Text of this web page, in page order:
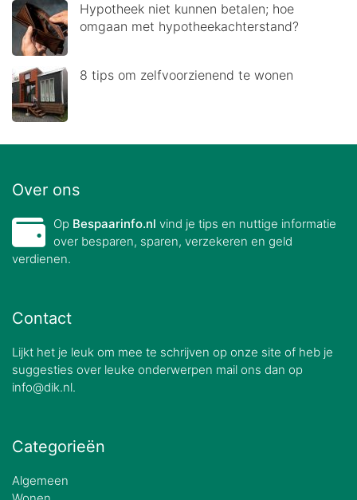
Hypotheek niet kunnen betalen; hoe
omgaan met hypotheekachterstand?
8 tips om zelfvoorzienend te wonen
Over ons
Op Bespaarinfo.nl vind je tips en nuttige informatie
over besparen, sparen, verzekeren en geld
verdienen.
Contact
Lijkt het je leuk om mee te schrijven op onze site of heb je
suggesties over leuke onderwerpen mail ons dan op
info@dik.nl.
Categorieën
Algemeen